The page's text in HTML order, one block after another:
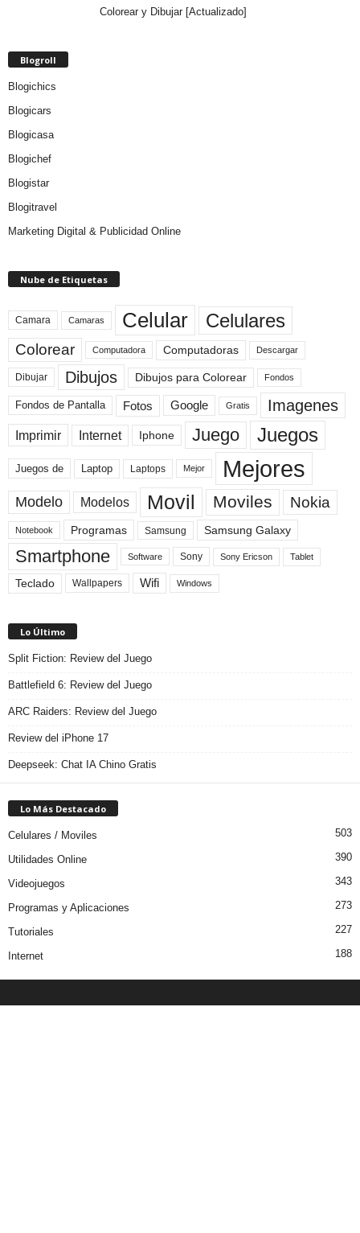
Colorear y Dibujar [Actualizado]
Blogroll
Blogichics
Blogicars
Blogicasa
Blogichef
Blogistar
Blogitravel
Marketing Digital & Publicidad Online
Nube de Etiquetas
Camara Camaras Celular Celulares
Colorear Computadora Computadoras Descargar
Dibujar Dibujos Dibujos para Colorear Fondos
Fondos de Pantalla Fotos Google Gratis Imagenes
Imprimir Internet Iphone Juego Juegos
Juegos de Laptop Laptops Mejor Mejores
Modelo Modelos Movil Moviles Nokia
Notebook Programas Samsung Samsung Galaxy
Smartphone Software Sony Sony Ericson Tablet
Teclado Wallpapers Wifi Windows
Lo Último
Split Fiction: Review del Juego
Battlefield 6: Review del Juego
ARC Raiders: Review del Juego
Review del iPhone 17
Deepseek: Chat IA Chino Gratis
Lo Más Destacado
Celulares / Moviles 503
Utilidades Online 390
Videojuegos 343
Programas y Aplicaciones 273
Tutoriales 227
Internet 188